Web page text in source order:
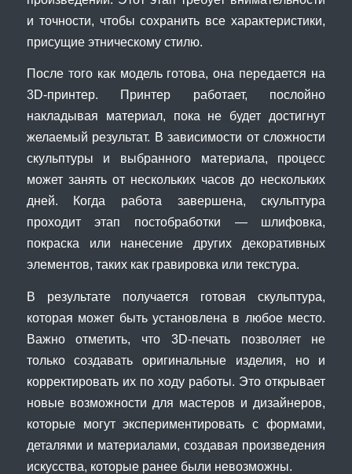
и точности, чтобы сохранить все характеристики,
присущие этническому стилю.
После того как модель готова, она передается на
3D-принтер. Принтер работает, послойно
накладывая материал, пока не будет достигнут
желаемый результат. В зависимости от сложности
скульптуры и выбранного материала, процесс
может занять от нескольких часов до нескольких
дней. Когда работа завершена, скульптура
проходит этап постобработки — шлифовка,
покраска или нанесение других декоративных
элементов, таких как гравировка или текстура.
В результате получается готовая скульптура,
которая может быть установлена в любое место.
Важно отметить, что 3D-печать позволяет не
только создавать оригинальные изделия, но и
корректировать их по ходу работы. Это открывает
новые возможности для мастеров и дизайнеров,
которые могут экспериментировать с формами,
деталями и материалами, создавая произведения
искусства, которые ранее были невозможны.